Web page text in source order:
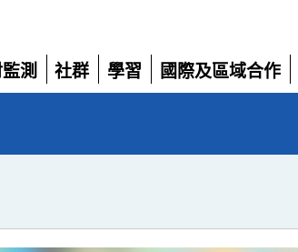
測
社群
展
學習
展
國際及區域合作
展